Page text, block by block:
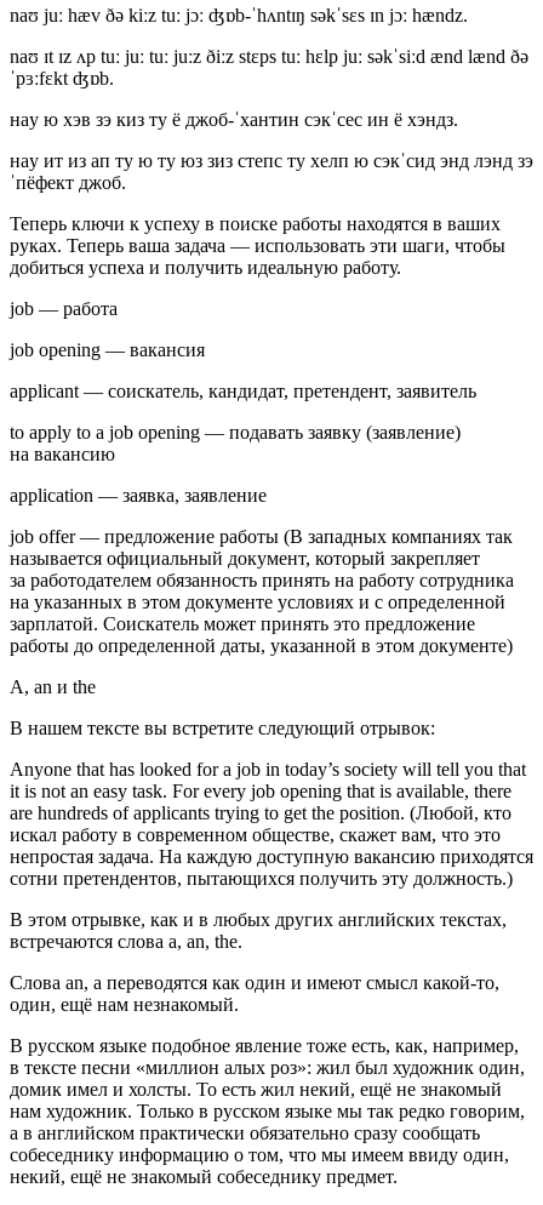
naʊ juː hæv ðə kiːz tuː jɔː ʤɒb-ˈhʌntɪŋ səkˈsɛs ɪn jɔː hændz.
naʊ ɪt ɪz ʌp tuː juː tuː juːz ðiːz stɛps tuː hɛlp juː səkˈsiːd ænd lænd ðə
ˈpɜːfɛkt ʤɒb.
нaу ю хэв зэ киз ту ё джоб-ˈхантин сэкˈсес ин ё хэндз.
нaу ит из ап ту ю ту юз зиз степс ту хелп ю сэкˈсид энд лэнд зэ
ˈпёфект джоб.
Теперь ключи к успеху в поиске работы находятся в ваших
руках. Теперь ваша задача — использовать эти шаги, чтобы
добиться успеха и получить идеальную работу.
job — работа
job opening — вакансия
applicant — соискатель, кандидат, претендент, заявитель
to apply to a job opening — подавать заявку (заявление)
на вакансию
application — заявка, заявление
job offer — предложение работы (В западных компаниях так
называется официальный документ, который закрепляет
за работодателем обязанность принять на работу сотрудника
на указанных в этом документе условиях и с определенной
зарплатой. Соискатель может принять это предложение
работы до определенной даты, указанной в этом документе)
A, an и the
В нашем тексте вы встретите следующий отрывок:
Anyone that has looked for a job in today’s society will tell you that
it is not an easy task. For every job opening that is available, there
are hundreds of applicants trying to get the position. (Любой, кто
искал работу в современном обществе, скажет вам, что это
непростая задача. На каждую доступную вакансию приходятся
сотни претендентов, пытающихся получить эту должность.)
В этом отрывке, как и в любых других английских текстах,
встречаются слова a, an, the.
Слова an, a переводятся как один и имеют смысл какой-то,
один, ещё нам незнакомый.
В русском языке подобное явление тоже есть, как, например,
в тексте песни «миллион алых роз»: жил был художник один,
домик имел и холсты. То есть жил некий, ещё не знакомый
нам художник. Только в русском языке мы так редко говорим,
а в английском практически обязательно сразу сообщать
собеседнику информацию о том, что мы имеем ввиду один,
некий, ещё не знакомый собеседнику предмет.